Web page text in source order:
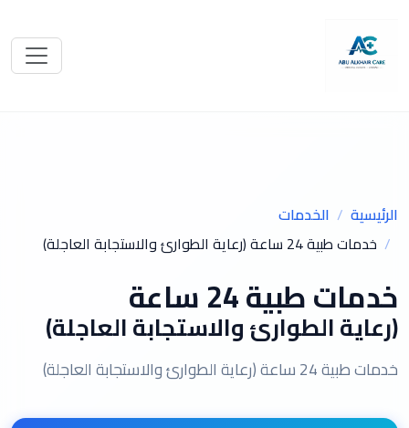
الرئيسية
الخدمات
خدمات طبية 24 ساعة (رعاية الطوارئ والاستجابة العاجلة)
خدمات طبية 24 ساعة
(رعاية الطوارئ والاستجابة العاجلة)
خدمات طبية 24 ساعة (رعاية الطوارئ والاستجابة العاجلة)